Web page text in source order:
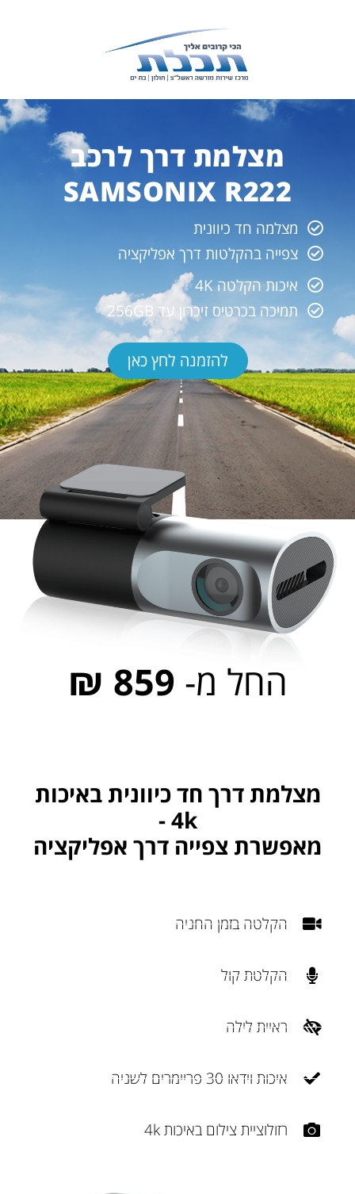
מצלמת דרך לרכב
SAMSONIX R222
מצלמה חד כיוונית
צפייה בהקלטות דרך אפליקציה
איכות הקלטה 4K
תמיכה בכרטיס זיכרון עד 256GB
להזמנה לחץ כאן
החל מ- 859 ₪
מצלמת דרך חד כיוונית באיכות
4k -
מאפשרת צפייה דרך אפליקציה
הקלטה בזמן החניה
הקלטת קול
ראיית לילה
איכות וידאו 30 פריימרים לשניה
רזולוציית צילום באיכות 4k